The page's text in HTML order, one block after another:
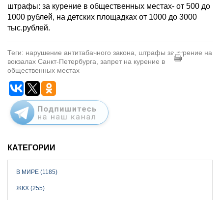
штрафы: за курение в общественных местах- от 500 до
1000 рублей, на детских площадках от 1000 до 3000
тыс.рублей.
Теги: нарушение антитабачного закона, штрафы за курение на
вокзалах Санкт-Петербурга, запрет на курение в
общественных местах
КАТЕГОРИИ
В МИРЕ (1185)
ЖКХ (255)